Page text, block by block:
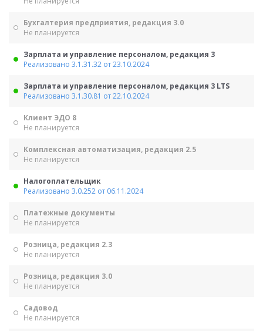
Бухгалтерия предприятия, редакция 3.0
Не планируется
Зарплата и управление персоналом, редакция 3
Реализовано 3.1.31.32 от 23.10.2024
Зарплата и управление персоналом, редакция 3 LTS
Реализовано 3.1.30.81 от 22.10.2024
Клиент ЭДО 8
Не планируется
Комплексная автоматизация, редакция 2.5
Не планируется
Налогоплательщик
Реализовано 3.0.252 от 06.11.2024
Платежные документы
Не планируется
Розница, редакция 2.3
Не планируется
Розница, редакция 3.0
Не планируется
Садовод
Не планируется